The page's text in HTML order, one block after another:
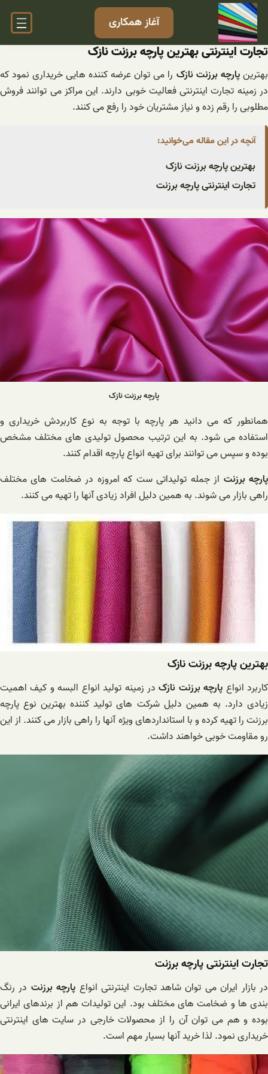
رفتن
محتوا
آغاز همکاری
تجارت اینترنتی بهترین پارچه برزنت نازک
بهترینپارچه برزنت نازک را می توان عرضه کننده هایی خریداری نمود که
در زمینه تجارت اینترنتی فعالیت خوبی دارند. این مراکز می توانند فروش
مطلوبی را رقم زده و نیاز مشتریان خود را رفع می کنند.
آنچه در این مقاله می‌خوانید:
بهترین پارچه برزنت نازک
تجارت اینترنتی پارچه برزنت
پارچه برزنت نازک
همانطور که می دانید هر پارچه با توجه به نوع کاربردش خریداری و
استفاده می شود. به این ترتیب محصول تولیدی های مختلف مشخص
بوده و سپس می توانند برای تهیه انواع پارچه اقدام کنند.
پارچه برزنت از جمله تولیداتی ست که امروزه در ضخامت های مختلف
راهی بازار می شوند. به همین دلیل افراد زیادی آنها را تهیه می کنند.
بهترین پارچه برزنت نازک
کاربرد انواع پارچه برزنت نازکدر زمینه تولید انواع البسه و کیف اهمیت
زیادی دارد. به همین دلیل شرکت های تولید کننده بهترین نوع پارچه
برزنت را تهیه کرده و با استانداردهای ویژه آنها را راهی بازار می کنند. از این
رو مقاومت خوبی خواهند داشت.
تجارت اینترنتی پارچه برزنت
در بازار ایران می توان شاهد تجارت اینترنتی انواع پارچه برزنت در رنگ
بندی ها و ضخامت های مختلف بود. این تولیدات هم از برندهای ایرانی
بوده و هم می توان آن را از محصولات خارجی در سایت های اینترنتی
خریداری نمود. لذا خرید آنها بسیار مهم است.